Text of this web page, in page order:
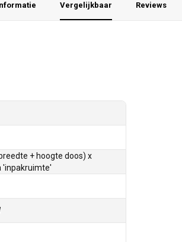
Vergelijkbaar Reviews
+ hoogte doos) x
'inpakruimte'